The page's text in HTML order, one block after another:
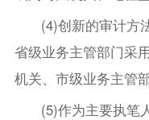
(4)创新的审计方
省级业务主管部门采
机关、市级业务主管
(5)作为主要执笔